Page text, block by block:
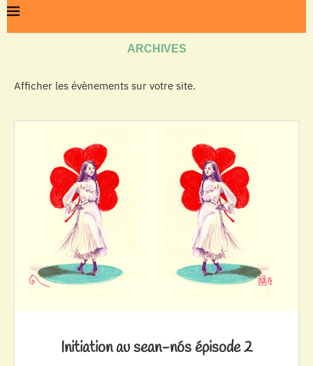
ARCHIVES
Afficher les évènements sur votre site.
Initiation au sean-nós épisode 2